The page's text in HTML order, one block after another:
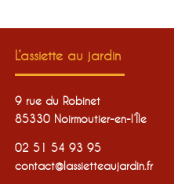
L’assiette au jardin
9 rue du Robinet
85330 Noirmoutier-en-l’Île
02 51 54 93 95
contact@lassietteaujardin.fr